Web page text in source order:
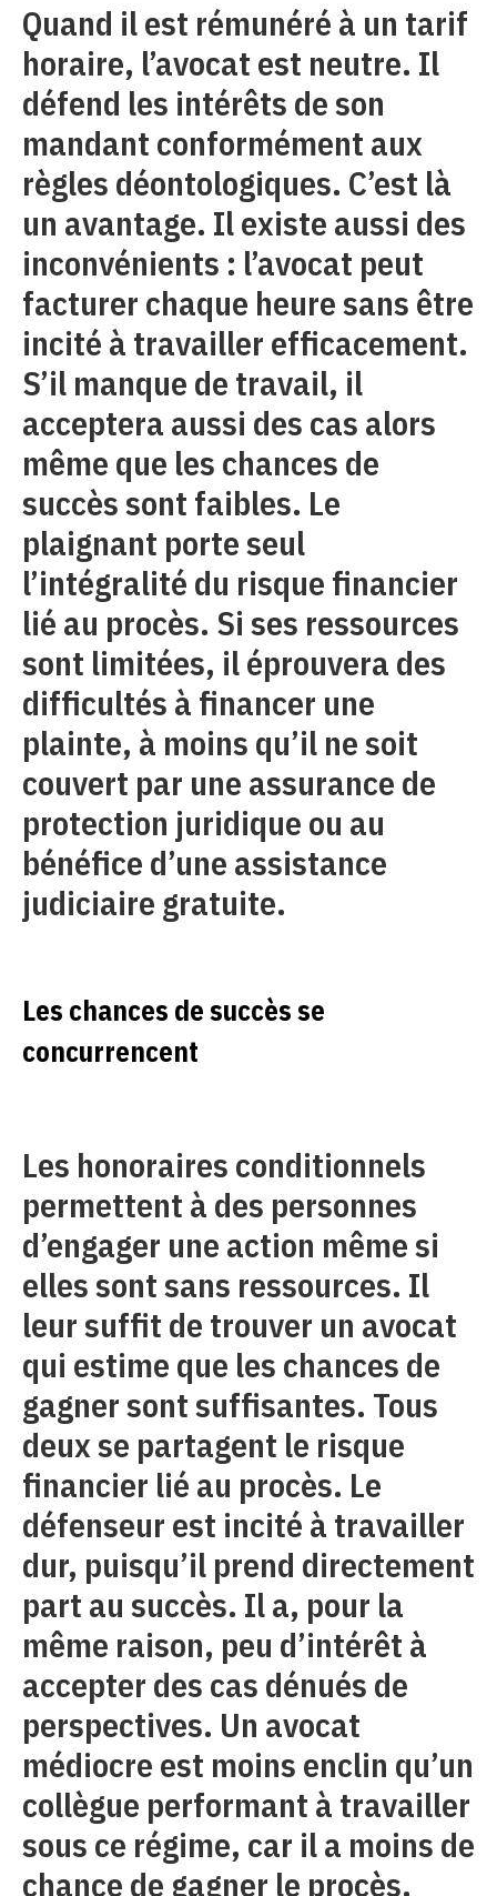
Quand il est rémunéré à un tarif
horaire, l’avocat est neutre. Il
défend les intérêts de son
mandant conformément aux
règles déontologiques. C’est là
un avantage. Il existe aussi des
inconvénients : l’avocat peut
facturer chaque heure sans être
incité à travailler efficacement.
S’il manque de travail, il
acceptera aussi des cas alors
même que les chances de
succès sont faibles. Le
plaignant porte seul
l’intégralité du risque financier
lié au procès. Si ses ressources
sont limitées, il éprouvera des
difficultés à financer une
plainte, à moins qu’il ne soit
couvert par une assurance de
protection juridique ou au
bénéfice d’une assistance
judiciaire gratuite.
Les chances de succès se
concurrencent
Les honoraires conditionnels
permettent à des personnes
d’engager une action même si
elles sont sans ressources. Il
leur suffit de trouver un avocat
qui estime que les chances de
gagner sont suffisantes. Tous
deux se partagent le risque
financier lié au procès. Le
défenseur est incité à travailler
dur, puisqu’il prend directement
part au succès. Il a, pour la
même raison, peu d’intérêt à
accepter des cas dénués de
perspectives. Un avocat
médiocre est moins enclin qu’un
collègue performant à travailler
sous ce régime, car il a moins de
chance de gagner le procès.